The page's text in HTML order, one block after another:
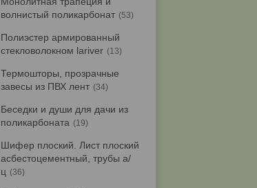
волнистый поликарбонат
53
Полиэстер армированный
стекловолокном lariver
13
Термошторы, прозрачные
завесы из ПВХ лент
34
Беседки и души для дачи из
поликарбоната
19
Шифер плоский. Лист плоский
асбестоцементный, трубы а/
ц
36